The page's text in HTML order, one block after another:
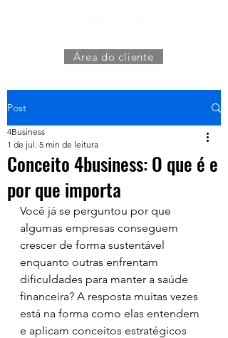
Área do cliente
Post
Conceito 4business: O que é e
por que importa
4Business
1 de jul. 5 min de leitura
Você já se perguntou por que
algumas empresas conseguem
crescer de forma sustentável
enquanto outras enfrentam
dificuldades para manter a saúde
financeira? A resposta muitas vezes
está na forma como elas entendem
e aplicam conceitos estratégicos